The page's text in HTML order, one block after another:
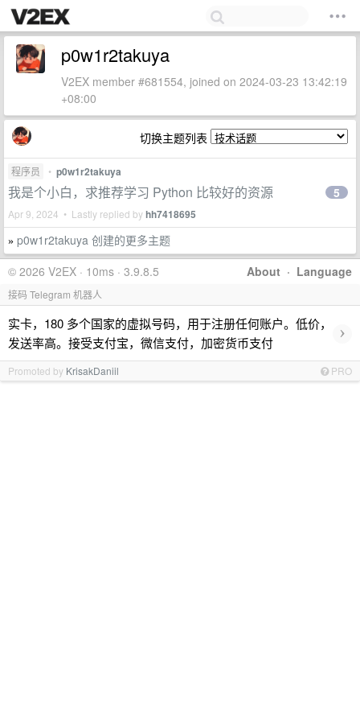
p0w1r2takuya
V2EX member #681554, joined on 2024-03-23 13:42:19
+08:00
切换主题列表
程序员 • p0w1r2takuya
我是个小白，求推荐学习 Python 比较好的资源
Apr 9, 2024 • Lastly replied byhh7418695
5
» p0w1r2takuya 创建的更多主题
About · Language
© 2026 V2EX · 10ms · 3.9.8.5
接码 Telegram 机器人
实卡，180 多个国家的虚拟号码，用于注册任何账户。低价，
发送率高。接受支付宝，微信支付，加密货币支付
›
Promoted by KrisakDaniil PRO